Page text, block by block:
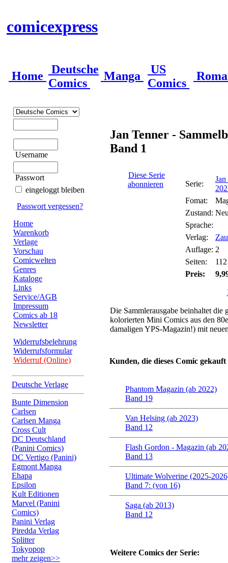
comicexpress
Home
Deutsche
Comics
Manga
US
Comics
Username
Passwort
eingeloggt bleiben
Passwort vergessen?
Home
Warenkorb
Verlage
Vorschau
Comicwelten
Genres
Kataloge
Links
Service/AGB
Impressum
Comics ab 18
Newsletter
Widerrufsbelehrung
Widerrufsformular
Widerruf (Online)
Deutsche Verlage
Bunte Dimension
Carlsen
Carlsen Manga
Cross Cult
DC Deutschland
(Panini Comics)
DC Vertigo (Panini)
Egmont Manga
Ehapa
Epsilon
Kult Editionen
Marvel (Panini
Comics)
Panini Verlag
Piredda Verlag
Splitter
Tokyopop
mehr zeigen>>
Jan Tenner -
Band 1
Diese Serie
abonnieren
Serie:
Fomat:
Zustand:
Sprache:
Verlag:
Auflage: 2
Seiten:
112
Preis:
Die Sammlerausgabe beinhaltet die
kolorierten Mini Comics aus den
damaligen YPS-Magazin!) mit
Kunden, die dieses Comic
Phantom Magazin (ab 2022)
Band 19
Van Helsing (ab 2023)
Band 12
Flash Gordon - Magazin (ab
Band 13
Ultimate Wolverine (2025-
Band 7: (von 16)
Saga (ab 2013)
Band 12
Weitere Comics der Serie: